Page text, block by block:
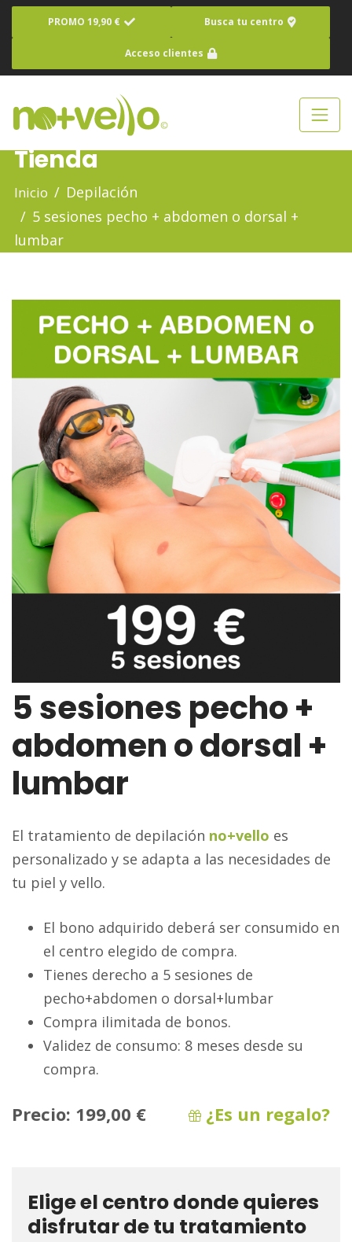
PROMO 19,90 € Busca tu centro
Acceso clientes
Tienda
Inicio
Depilación
5 sesiones pecho + abdomen o dorsal +
lumbar
5 sesiones pecho +
abdomen o dorsal +
lumbar
El tratamiento de depilación no+vello es
personalizado y se adapta a las necesidades de
tu piel y vello.
El bono adquirido deberá ser consumido en
el centro elegido de compra.
Tienes derecho a 5 sesiones de
pecho+abdomen o dorsal+lumbar
Compra ilimitada de bonos.
Validez de consumo: 8 meses desde su
compra.
Precio: 199,00 € ¿Es un regalo?
Elige el centro donde quieres
disfrutar de tu tratamiento